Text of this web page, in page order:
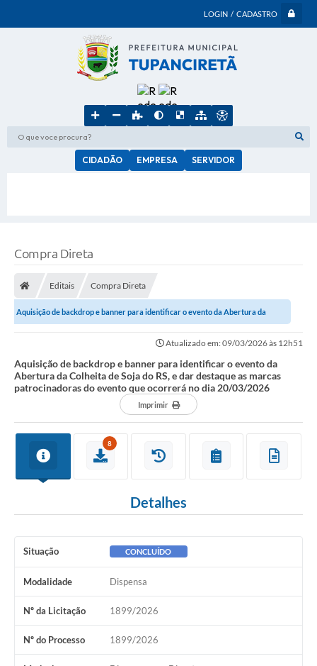
LOGIN / CADASTRO
O que voce procura?
CIDADÃO EMPRESA SERVIDOR
Compra Direta
Editais Compra Direta
Aquisição de backdrop e banner para identificar o evento da Abertura da
Atualizado em: 09/03/2026 às 12h51
Aquisição de backdrop e banner para identificar o evento da
Abertura da Colheita de Soja do RS, e dar destaque as marcas
patrocinadoras do evento que ocorrerá no dia 20/03/2026
Imprimir
8
Detalhes
Situação CONCLUÍDO
Modalidade Dispensa
Nº da Licitação 1899/2026
Nº do Processo 1899/2026